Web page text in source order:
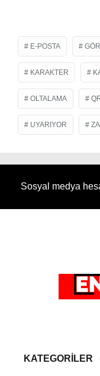
E-POSTA
KARAKTER
OLTALAMA
UYARIYOR
Sosyal medya
KATEGORİLER